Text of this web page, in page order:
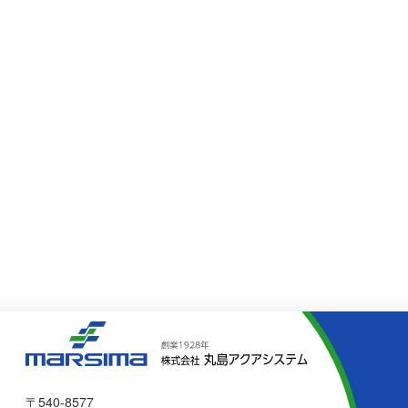
〒540-8577